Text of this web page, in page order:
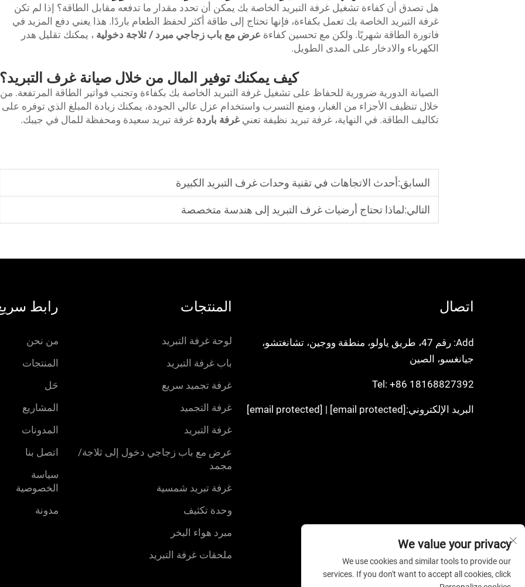
هل تصدق أن كفاءة تشغيل غرفة التبريد الخاصة بك يمكن أن تحدد مقدار ما تدفعه مقابل الطاقة؟ إذا لم تكن
غرفة التبريد الخاصة بك تعمل بكفاءة، فإنها تحتاج إلى طاقة أكثر لحفظ الطعام باردًا. هذا يعني دفع المزيد في
فاتورة الطاقة شهريًا. ولكن مع تحسين كفاءة عرض مع باب زجاجي مبرد / ثلاجة دخولية ، يمكنك تقليل هدر
الكهرباء والادخار على المدى الطويل.
كيف يمكنك توفير المال من خلال صيانة غرف التبريد؟
الصيانة الدورية ضرورية للحفاظ على تشغيل غرفة التبريد الخاصة بك بكفاءة وتجنب فواتير الطاقة المرتفعة. من
خلال تنظيف الأجزاء من الغبار، ومنع التسرب واستخدام عزل عالي الجودة، يمكنك زيادة المبلغ الذي توفره على
تكاليف الطاقة. في النهاية، غرفة تبريد نظيفة تعني غرفة باردة غرفة تبريد سعيدة ومحفظة للمال في جيبك.
السابق:أحدث الاتجاهات في تقنية وحدات غرف التبريد الكبيرة
التالي:لماذا تحتاج أرضيات غرف التبريد إلى هندسة متخصصة
اتصال
Add: رقم 47، طريق ياولو، منطقة ووجين، تشانغتشو،
جيانغسو، الصين
Tel: +86 18168827392
البريد الإلكتروني: [email protected]
|
[email protected]
المنتجات
لوحة غرفة التبريد
باب غرفة التبريد
غرفة تجميد سريع
غرفة التجميد
غرفة التبريد
عرض مع باب زجاجي دخول إلى ثلاجة/
مجمد
غرفة تبريد شمسية
وحدة تكثيف
مبرد هواء البخر
ملحقات غرفة التبريد
رابط
من نحن
المنتجات
حَل
المشاريع
المدونات
اتصل بنا
سياسة
الخصوصية
مدونة
We value your privacy
We use cookies and similar tools to provide our
services. If you don't want to accept all cookies, click